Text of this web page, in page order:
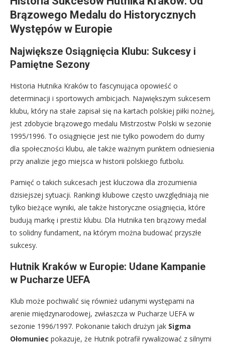
Brązowego Medalu do Historycznych
Występów w Europie
Największe Osiągnięcia Klubu: Sukcesy i
Pamiętne Sezony
Historia Hutnika Kraków to fascynująca opowieść o
determinacji i sportowych ambicjach. Największym sukcesem
klubu, który na stałe zapisał się na kartach polskiej piłki nożnej,
jest zdobycie brązowego medalu Mistrzostw Polski w sezonie
1995/1996. To osiągnięcie jest nie tylko powodem do dumy
dla społeczności klubu, ale także ważnym punktem odniesienia
przy analizie jego miejsca w historii polskiego futbolu.
Pamięć o takich sukcesach jest kluczowa dla zrozumienia
dzisiejszej sytuacji. Rankingi klubowe często uwzględniają nie
tylko bieżące wyniki, ale także historyczne osiągnięcia, które
budują markę i prestiż klubu. Dla Hutnika ten brązowy medal
to solidny fundament, na którym można budować przyszłe
sukcesy.
Hutnik Kraków w Europie: Udane Kampanie
w Pucharze UEFA
Klub może pochwalić się również udanymi występami na
arenie międzynarodowej, zwłaszcza w Pucharze UEFA w
sezonie 1996/1997. Pokonanie takich drużyn jak Sigma
Ołomuniec pokazuje, że Hutnik potrafił rywalizować z silnymi